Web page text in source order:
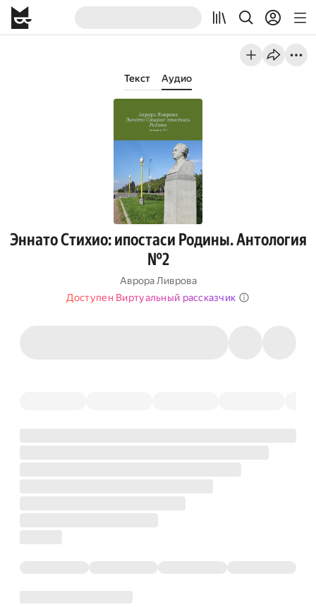
Текст Аудио
Эннато Стихио: ипостаси Родины. Антология
№2
Аврора Ливрова
Доступен Виртуальный рассказчик